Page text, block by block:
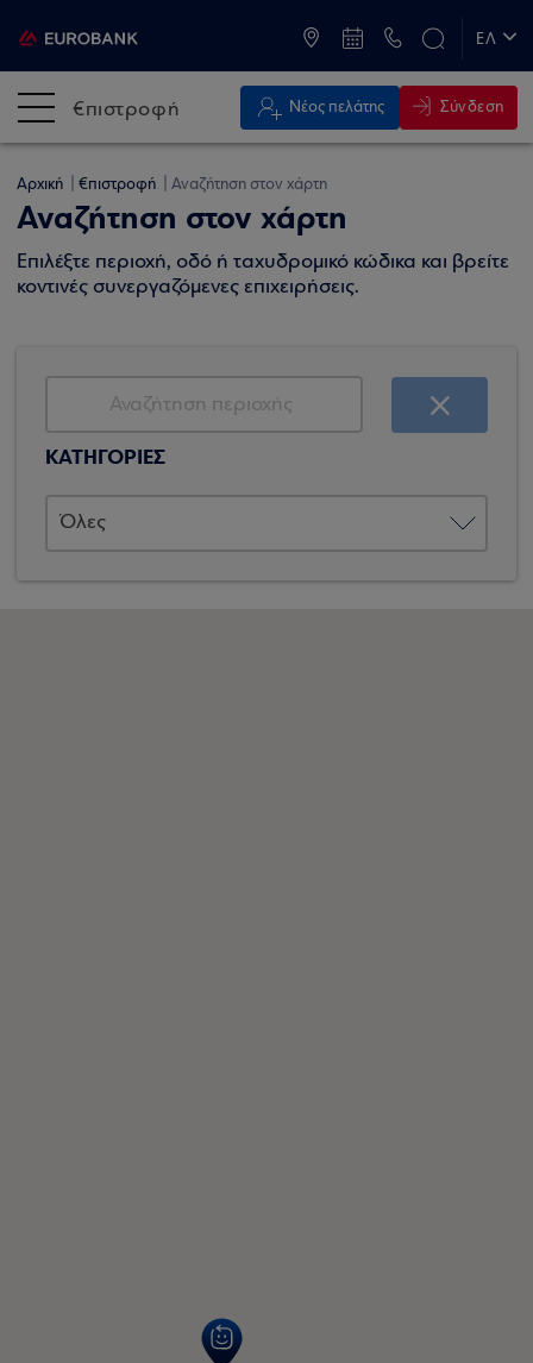
ΕΛ
€πιστροφή Νέος πελάτης Σύνδεση
Αρχική €πιστροφή Αναζήτηση στον χάρτη
Αναζήτηση στον χάρτη
Επιλέξτε περιοχή, οδό ή ταχυδρομικό κώδικα και βρείτε
κοντινές συνεργαζόμενες επιχειρήσεις.
ΚΑΤΗΓΟΡΙΕΣ